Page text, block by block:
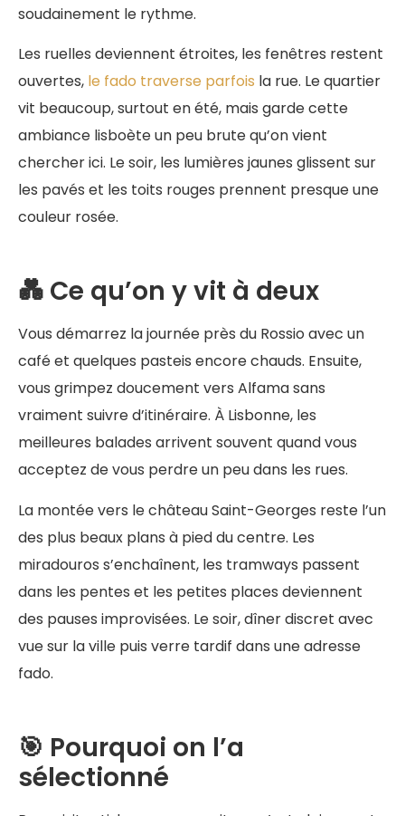
soudainement le rythme.
Les ruelles deviennent étroites, les fenêtres restent
ouvertes, le fado traverse parfois la rue. Le quartier
vit beaucoup, surtout en été, mais garde cette
ambiance lisboète un peu brute qu’on vient
chercher ici. Le soir, les lumières jaunes glissent sur
les pavés et les toits rouges prennent presque une
couleur rosée.
💑 Ce qu’on y vit à deux
Vous démarrez la journée près du Rossio avec un
café et quelques pasteis encore chauds. Ensuite,
vous grimpez doucement vers Alfama sans
vraiment suivre d’itinéraire. À Lisbonne, les
meilleures balades arrivent souvent quand vous
acceptez de vous perdre un peu dans les rues.
La montée vers le château Saint-Georges reste l’un
des plus beaux plans à pied du centre. Les
miradouros s’enchaînent, les tramways passent
dans les pentes et les petites places deviennent
des pauses improvisées. Le soir, dîner discret avec
vue sur la ville puis verre tardif dans une adresse
fado.
🎯 Pourquoi on l’a
sélectionné